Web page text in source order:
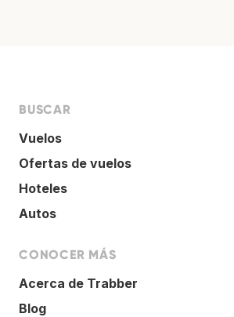
BUSCAR
Vuelos
Ofertas de vuelos
Hoteles
Autos
CONOCER MÁS
Acerca de Trabber
Blog